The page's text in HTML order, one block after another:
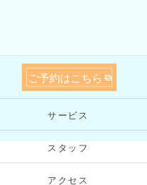
ご予約はこちら
サービス
スタッフ
アクセス